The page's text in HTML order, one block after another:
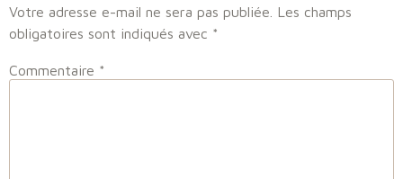
Votre adresse e-mail ne sera pas publiée. Les champs
obligatoires sont indiqués avec *
Commentaire *